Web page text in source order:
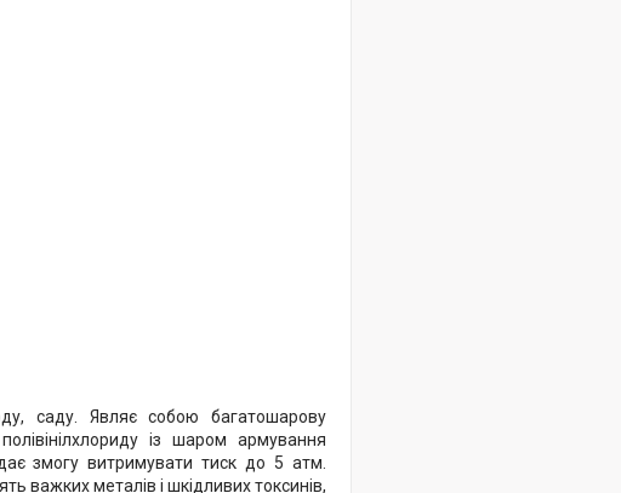
саду. Являє собою багатошарову
із шаром армування
змогу витримувати тиск до 5 атм.
важких металів і шкідливих токсинів,